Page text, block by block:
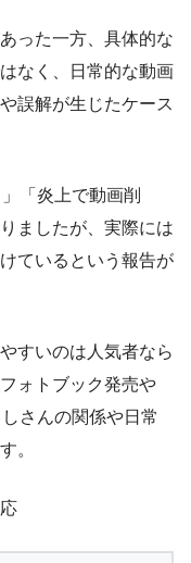
った一方、具体的な
なく、日常的な動画
誤解が生じたケース
「炎上で動画削
ましたが、実際には
ているという報告が
すいのは人気者なら
ォトブック発売や
さんの関係や日常
。